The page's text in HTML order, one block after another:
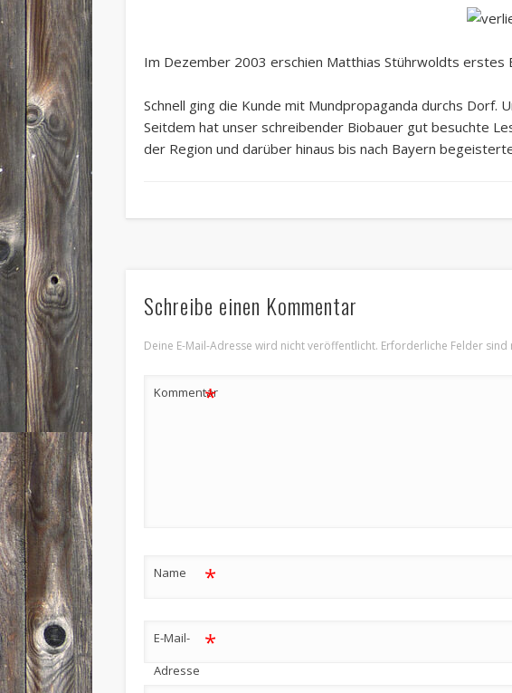
Im Dezember 2003 erschien Matthias Stührwoldts erstes
Schnell ging die Kunde mit Mundpropaganda durchs Dorf.
Seitdem hat unser schreibender Biobauer gut besuchte
der Region und darüber hinaus bis nach Bayern
Schreibe einen Kommentar
Deine E-Mail-Adresse wird nicht veröffentlicht. Erforderliche Felder sind
Kommentar
*
Name *
E-Mail-
Adresse
*